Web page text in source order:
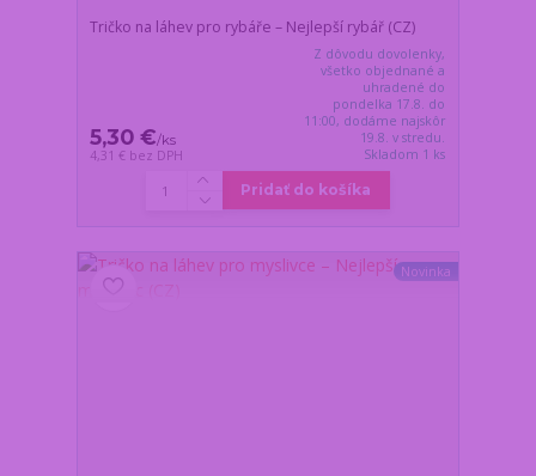
Tričko na láhev pro rybáře – Nejlepší rybář (CZ)
5,30 €/ks
4,31 € bez DPH
Z dôvodu dovolenky,
všetko objednané a
uhradené do
pondelka 17.8. do
11:00, dodáme najskôr
19.8. v stredu.
Skladom 1 ks
Pridať do košíka
Novinka